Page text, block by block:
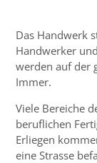
Das Handwerk
Handwerker
werden auf der
Immer.
Viele Bereiche
beruflichen
Erliegen
eine Strasse